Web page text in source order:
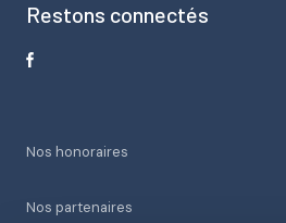
Restons connectés
Nos honoraires
Nos partenaires